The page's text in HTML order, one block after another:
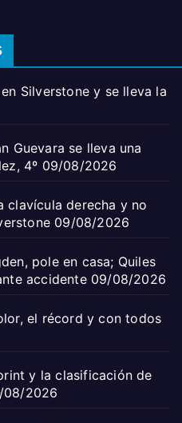
Silverstone y se lleva la
Guevara se lleva una
4º 09/08/2026
clavícula derecha y no
09/08/2026
pole en casa; Quiles
accidente 09/08/2026
el récord y con todos
y la clasificación de
08/2026